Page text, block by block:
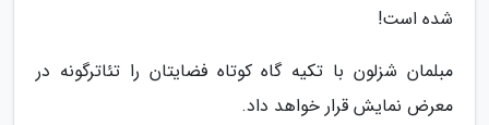
شده است!
مبلمان شزلون با تکیه گاه کوتاه فضایتان را تئاترگونه در
معرض نمایش قرار خواهد داد.